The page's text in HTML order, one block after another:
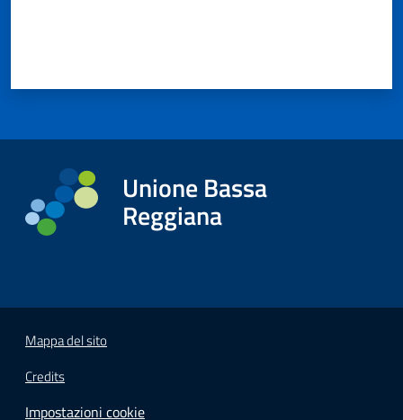
Unione Bassa
Reggiana
Mappa del sito
Credits
Impostazioni cookie